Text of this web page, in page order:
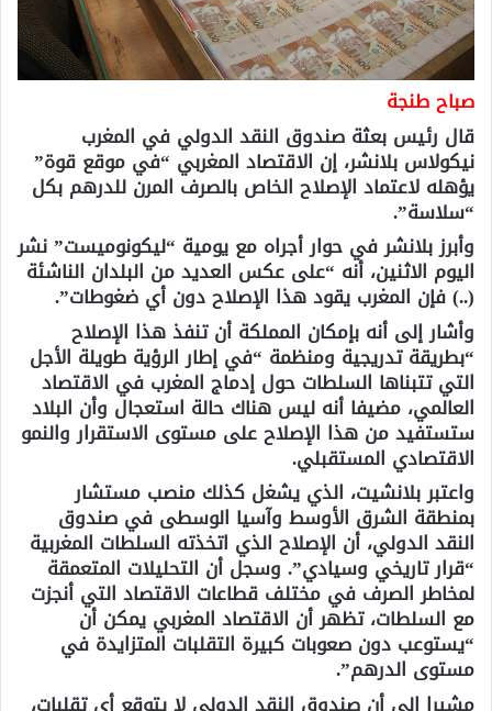
صباح طنجة
قال رئيس بعثة صندوق النقد الدولي في المغرب
نيكولاس بلانشر، إن الاقتصاد المغربي “في موقع قوة”
يؤهله لاعتماد الإصلاح الخاص بالصرف المرن للدرهم بكل
“سلاسة”.
وأبرز بلانشر في حوار أجراه مع يومية “ليكونوميست” نشر
اليوم الاثنين، أنه “على عكس العديد من البلدان الناشئة
(..) فإن المغرب يقود هذا الإصلاح دون أي ضغوطات”.
وأشار إلى أنه بإمكان المملکة أن تنفذ ھذا الإصلاح
“بطریقة تدریجیة ومنظمة “في إطار الرؤیة طویلة الأجل
التي تتبناها السلطات حول إدماج المغرب في الاقتصاد
العالمي، مضيفا أنه ليس هناك حالة استعجال وأن البلاد
ستستفيد من هذا الإصلاح على مستوى الاستقرار والنمو
الاقتصادي المستقبلي.
واعتبر بلانشيت، الذي يشغل كذلك منصب مستشار
بمنطقة الشرق الأوسط وآسيا الوسطى في صندوق
النقد الدولي، أن الإصلاح الذي اتخذته السلطات المغربية
“قرار تاريخي وسيادي”. وسجل أن التحليلات المتعمقة
لمخاطر الصرف في مختلف قطاعات الاقتصاد التي أنجزت
مع السلطات، تظهر أن الاقتصاد المغربي يمكن أن
“يستوعب دون صعوبات كبيرة التقلبات المتزايدة في
مستوى الدرهم”.
مشيرا إلى أن صندوق النقد الدولي لا يتوقع أي تقلبات،